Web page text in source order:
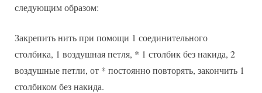
следующим образом:
Закрепить нить при помощи 1 соединительного
столбика, 1 воздушная петля, * 1 столбик без накида, 2
воздушные петли, от * постоянно повторять, закончить 1
столбиком без накида.